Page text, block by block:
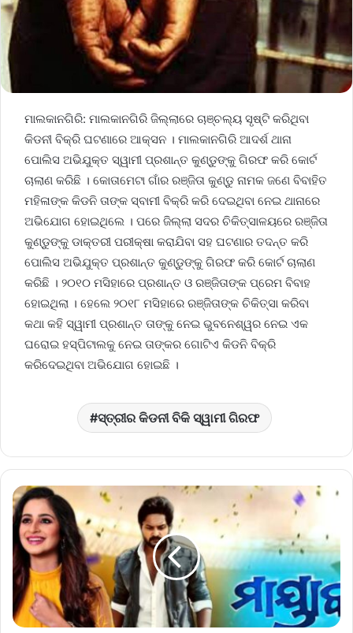
ମାଲକାନଗିରି: ମାଲକାନଗିରି ଜିଲ୍ଲାରେ ଚାଞ୍ଚଲ୍ୟ ସୃଷ୍ଟି କରିଥିବା
କିଡନୀ ବିକ୍ରି ଘଟଣାରେ ଆକ୍ସନ । ମାଲକାନଗିରି ଆଦର୍ଶ ଥାନା
ପୋଲିସ ଅଭିଯୁକ୍ତ ସ୍ୱାମୀ ପ୍ରଶାନ୍ତ କୁଣ୍ଡୁଙ୍କୁ ଗିରଫ କରି କୋର୍ଟ
ଚାଲାଣ କରିଛି । କୋତାମେଟା ଗାଁର ରଞ୍ଜିତା କୁଣ୍ଡୁ ନାମକ ଜଣେ ବିବାହିତ
ମହିଳାଙ୍କ କିଡନି ତାଙ୍କ ସ୍ବାମୀ ବିକ୍ରି କରି ଦେଇଥିବା ନେଇ ଥାନାରେ
ଅଭିଯୋଗ ହୋଇଥିଲେ । ପରେ ଜିଲ୍ଲା ସଦର ଚିକିତ୍ସାଳୟରେ ରଞ୍ଜିତା
କୁଣ୍ଡୁଙ୍କୁ ଡାକ୍ତରୀ ପରୀକ୍ଷା କରାଯିବା ସହ ଘଟଣାର ତଦନ୍ତ କରି
ପୋଲିସ ଅଭିଯୁକ୍ତ ପ୍ରଶାନ୍ତ କୁଣ୍ଡୁଙ୍କୁ ଗିରଫ କରି କୋର୍ଟ ଚାଲାଣ
କରିଛି । ୨୦୧୦ ମସିହାରେ ପ୍ରଶାନ୍ତ ଓ ରଞ୍ଜିତାଙ୍କ ପ୍ରେମ ବିବାହ
ହୋଇଥିଲା । ହେଲେ ୨୦୧୮ ମସିହାରେ ରଞ୍ଜିତାଙ୍କ ଚିକିତ୍ସା କରିବା
କଥା କହି ସ୍ୱାମୀ ପ୍ରଶାନ୍ତ ତାଙ୍କୁ ନେଇ ଭୁବନେଶ୍ୱର ନେଇ ଏକ
ଘରୋଇ ହସ୍ପିଟାଲକୁ ନେଇ ତାଙ୍କର ଗୋଟିଏ କିଡନି ବିକ୍ରି
କରିଦେଇଥିବା ଅଭିଯୋଗ ହୋଇଛି ।
ସ୍ତ୍ରୀର କିଡନୀ ବିକି ସ୍ୱାମୀ ଗିରଫ